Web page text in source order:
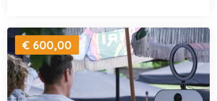
€ 600,00